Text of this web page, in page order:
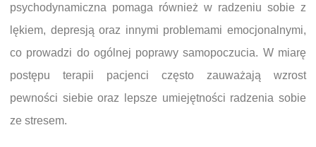
psychodynamiczna pomaga również w radzeniu sobie z
lękiem, depresją oraz innymi problemami emocjonalnymi,
co prowadzi do ogólnej poprawy samopoczucia. W miarę
postępu terapii pacjenci często zauważają wzrost
pewności siebie oraz lepsze umiejętności radzenia sobie
ze stresem.